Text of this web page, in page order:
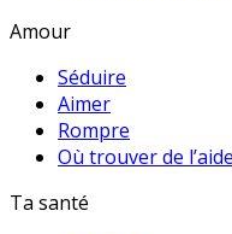
Amour
Séduire
Aimer
Rompre
Où trouver de l’aide
Ta santé